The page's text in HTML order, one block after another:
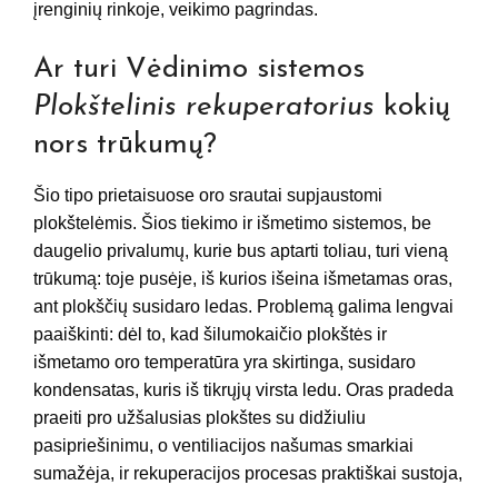
įrenginių rinkoje, veikimo pagrindas.
Ar turi Vėdinimo sistemos
Plokštelinis rekuperatorius kokių
nors trūkumų?
Šio tipo prietaisuose oro srautai supjaustomi
plokštelėmis. Šios tiekimo ir išmetimo sistemos, be
daugelio privalumų, kurie bus aptarti toliau, turi vieną
trūkumą: toje pusėje, iš kurios išeina išmetamas oras,
ant plokščių susidaro ledas. Problemą galima lengvai
paaiškinti: dėl to, kad šilumokaičio plokštės ir
išmetamo oro temperatūra yra skirtinga, susidaro
kondensatas, kuris iš tikrųjų virsta ledu. Oras pradeda
praeiti pro užšalusias plokštes su didžiuliu
pasipriešinimu, o ventiliacijos našumas smarkiai
sumažėja, ir rekuperacijos procesas praktiškai sustoja,